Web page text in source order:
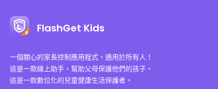
FlashGet Kids
一個關心的家長控制應用程式，適用於所有人！
這是一款線上助手，幫助父母保護他們的孩子。
這是一款數位化的兒童健康生活保護者。